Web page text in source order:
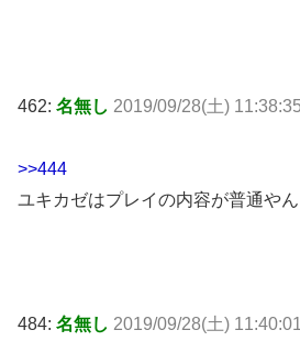
462: 名無し 2019/09/28(土)
>>444
ユキカゼはプレイの内容が普通やん
484: 名無し 2019/09/28(土)